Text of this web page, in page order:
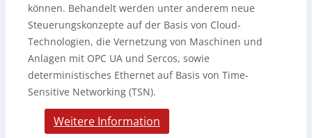
können. Behandelt werden unter anderem neue
Steuerungskonzepte auf der Basis von Cloud-
Technologien, die Vernetzung von Maschinen und
Anlagen mit OPC UA und Sercos, sowie
deterministisches Ethernet auf Basis von Time-
Sensitive Networking (TSN).
Weitere Information